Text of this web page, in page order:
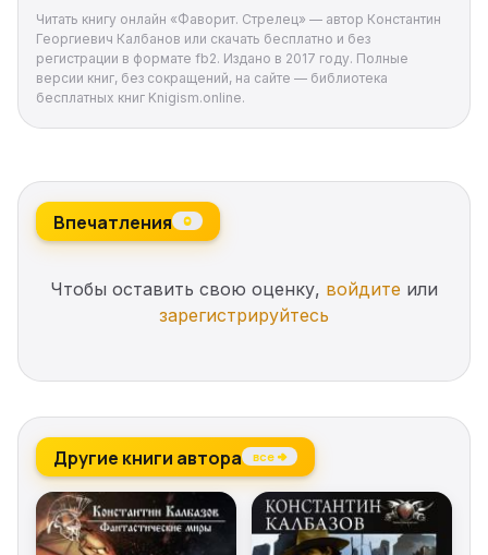
Читать книгу онлайн «Фаворит. Стрелец» — автор Константин
Георгиевич Калбанов или скачать бесплатно и без
регистрации в формате fb2. Издано в 2017 году. Полные
версии книг, без сокращений, на сайте — библиотека
бесплатных книг Knigism.online.
Впечатления 0
Чтобы оставить свою оценку, войдите или
зарегистрируйтесь
Другие книги автора все →